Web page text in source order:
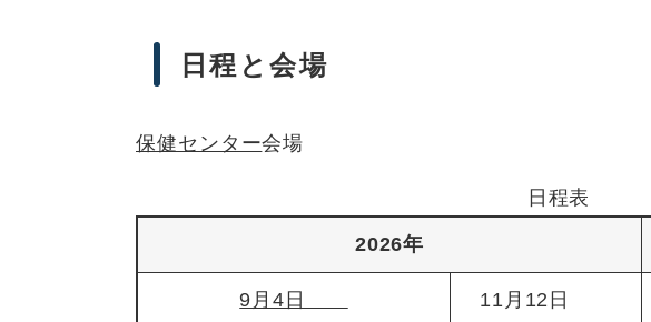
日程と会場
保健センター会場
日程表
2026年
9月4日
11月12日